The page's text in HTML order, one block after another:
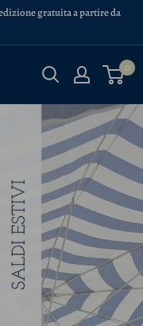
gratuita a partire da
0